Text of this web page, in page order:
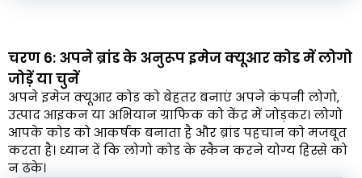
चरण 6: अपने ब्रांड के अनुरूप इमेज क्यूआर कोड में लोगो
जोड़ें या चुनें
अपने इमेज क्यूआर कोड को बेहतर बनाएं अपने कंपनी लोगो,
उत्पाद आइकन या अभियान ग्राफिक को केंद्र में जोड़कर। लोगो
आपके कोड को आकर्षक बनाता है और ब्रांड पहचान को मजबूत
करता है। ध्यान दें कि लोगो कोड के स्कैन करने योग्य हिस्से को
न ढके।